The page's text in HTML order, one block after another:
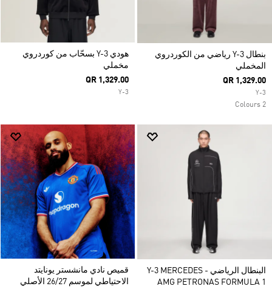
بنطال Y-3 رياضي من الكوردروي
المخملي
QR 1,329.00
Y-3
2 Colours
هودي Y-3 بسحّاب من كوردروي
مخملي
QR 1,329.00
Y-3
البنطال الرياضي Y-3 MERCEDES -
AMG PETRONAS FORMULA 1
قميص نادي مانشستر يونايتد
الاحتياطي لموسم 26/27 الأصلي